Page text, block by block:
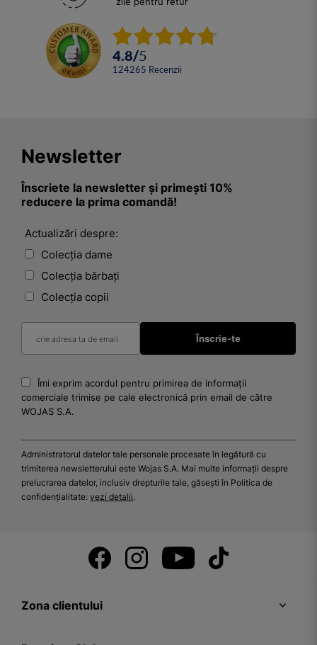
4.8/5
124265 Recenzii
Newsletter
Înscriete la newsletter și primești 10%
reducere la prima comandă!
Actualizări despre:
Colecția dame
Colecția bărbați
Colecția copii
Îmi exprim acordul pentru primirea de informații
comerciale trimise pe cale electronică prin email de către
WOJAS S.A.
Administratorul datelor tale personale procesate în legătură cu
trimiterea newsletterului este Wojas S.A. Mai multe informații despre
prelucrarea datelor, inclusiv drepturile tale, găsești în Politica de
confidențialitate: vezi detalii.
Zona clientului